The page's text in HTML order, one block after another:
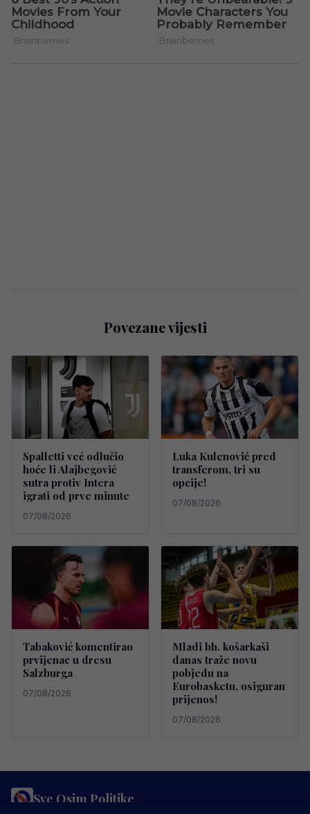
Povezane vijesti
Spalletti već odlučio
hoće li Alajbegović
sutra protiv Intera
igrati od prve minute
07/08/2026
Luka Kulenović pred
transferom, tri su
opcije!
07/08/2026
Tabaković komentirao
prvijenac u dresu
Salzburga
07/08/2026
Mladi bh. košarkaši
danas traže novu
pobjedu na
Eurobasketu, osiguran
prijenos!
07/08/2026
Sve Osim Politike